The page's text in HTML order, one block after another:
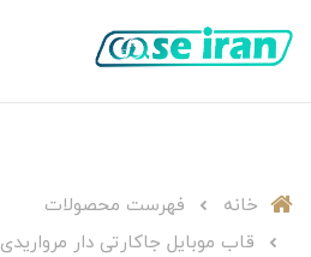
خانه
فهرست محصولات
قاب موبایل جاکارتی دار مرواریدیC006267